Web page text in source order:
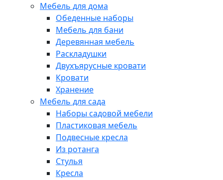
Мебель для дома
Обеденные наборы
Мебель для бани
Деревянная мебель
Раскладушки
Двухъярусные кровати
Кровати
Хранение
Мебель для сада
Наборы садовой мебели
Пластиковая мебель
Подвесные кресла
Из ротанга
Стулья
Кресла